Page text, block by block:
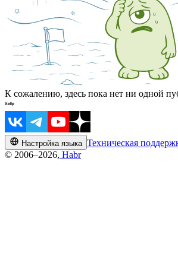
К сожалению, здесь пока нет ни одной
Настройка языка Техническая
© 2006–2026, Habr